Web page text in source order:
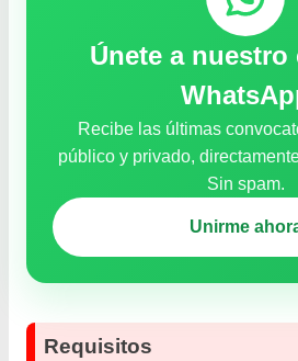
Únete a nuestro
Recibe las últimas
público y privado,
Sin spam.
Unirme
Requisitos